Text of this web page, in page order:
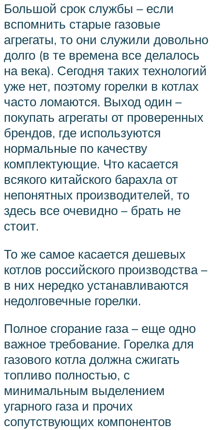
Большой срок службы – если
вспомнить старые газовые
агрегаты, то они служили довольно
долго (в те времена все делалось
на века). Сегодня таких технологий
уже нет, поэтому горелки в котлах
часто ломаются. Выход один –
покупать агрегаты от проверенных
брендов, где используются
нормальные по качеству
комплектующие. Что касается
всякого китайского барахла от
непонятных производителей, то
здесь все очевидно – брать не
стоит.
То же самое касается дешевых
котлов российского производства –
в них нередко устанавливаются
недолговечные горелки.
Полное сгорание газа – еще одно
важное требование. Горелка для
газового котла должна сжигать
топливо полностью, с
минимальным выделением
угарного газа и прочих
сопутствующих компонентов